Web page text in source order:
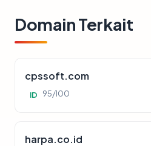
Domain Terkait
cpssoft.com
ID 95/100
harpa.co.id